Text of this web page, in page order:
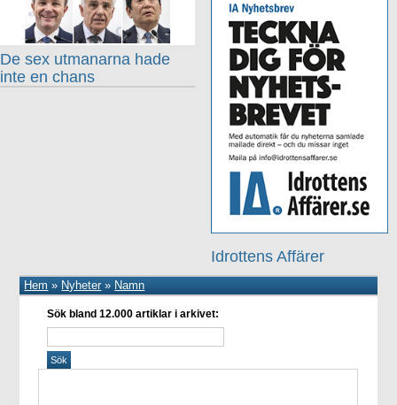
Idrottens Affärer
De sex utmanarna hade
inte en chans
Hem » Nyheter» Namn
Sök bland 12.000 artiklar i arkivet: